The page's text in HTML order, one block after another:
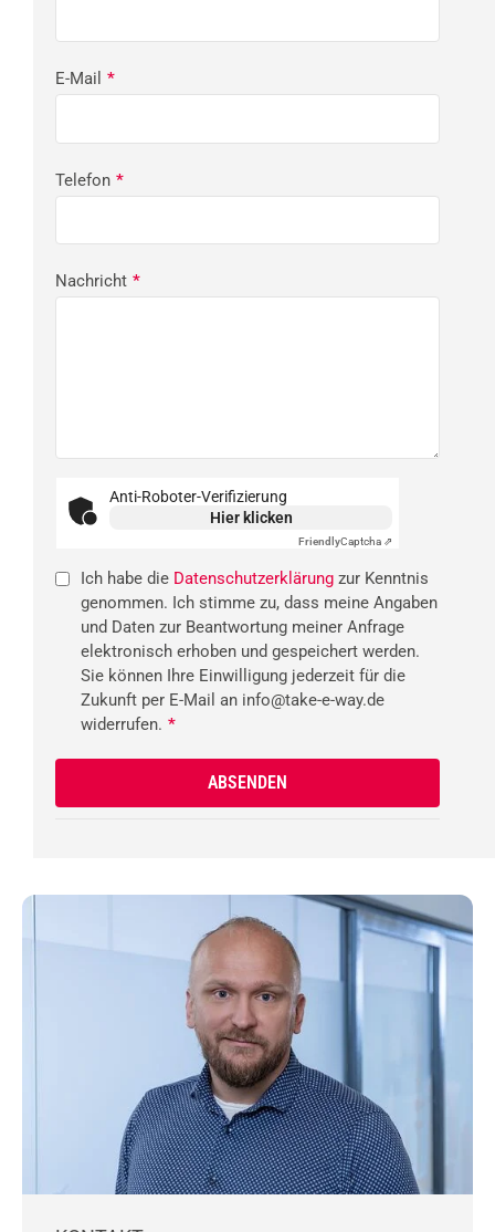
E-Mail *
Telefon *
Nachricht *
Anti-Roboter-Verifizierung
Hier klicken
FriendlyCaptcha ⇗
Ich habe die Datenschutzerklärung zur Kenntnis
genommen. Ich stimme zu, dass meine Angaben
und Daten zur Beantwortung meiner Anfrage
elektronisch erhoben und gespeichert werden.
Sie können Ihre Einwilligung jederzeit für die
Zukunft per E-Mail an info@take-e-way.de
widerrufen. *